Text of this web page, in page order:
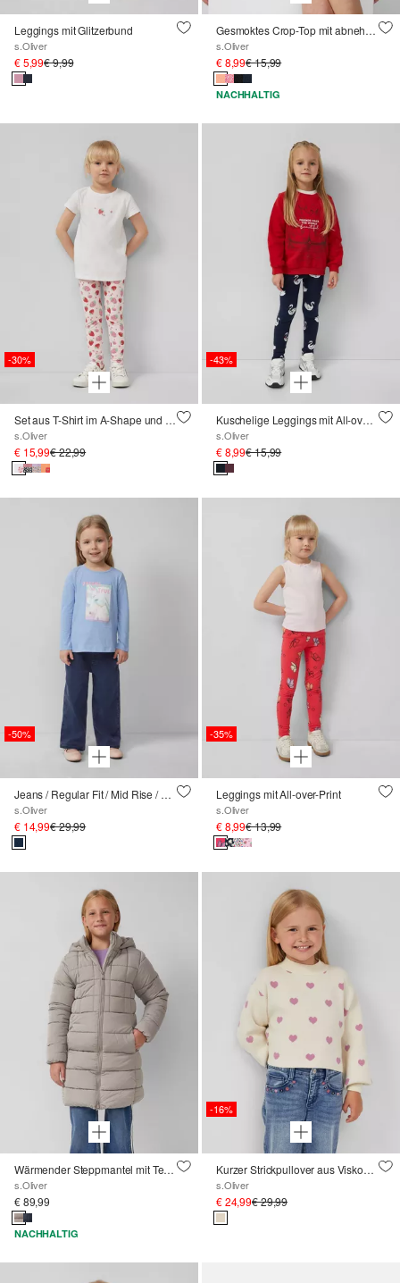
Leggings mit Glitzerbund
s.Oliver
€ 5,99€ 9,99
Gesmoktes Crop-Top mit abnehmbaren Spaghettiträgern
s.Oliver
€ 8,99€ 15,99
NACHHALTIG
-30%
Set aus T-Shirt im A-Shape und Leggings mit All-over-Print
s.Oliver
€ 15,99€ 22,99
-43%
Kuschelige Leggings mit All-over-Print
s.Oliver
€ 8,99€ 15,99
-50%
Jeans / Regular Fit / Mid Rise / Wide Leg
s.Oliver
€ 14,99€ 29,99
-35%
Leggings mit All-over-Print
s.Oliver
€ 8,99€ 13,99
Wärmender Steppmantel mit Teddyplüsch-Futter
s.Oliver
€ 89,99
NACHHALTIG
-16%
Kurzer Strickpullover aus Viskosemix im Loose Fit
s.Oliver
€ 24,99€ 29,99